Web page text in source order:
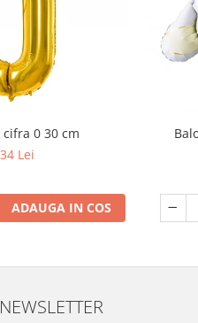
0 30 cm
Lei
ADAUGA IN COS
NEWSLETTER